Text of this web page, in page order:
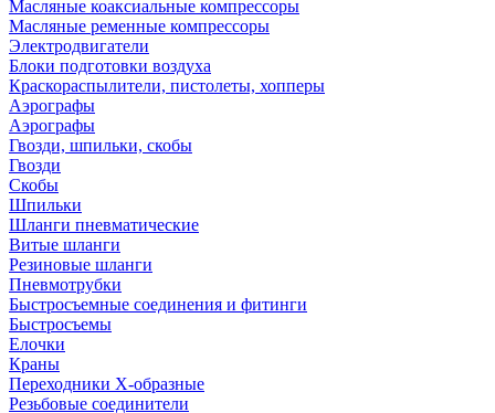
Масляные коаксиальные компрессоры
Масляные ременные компрессоры
Электродвигатели
Блоки подготовки воздуха
Краскораспылители, пистолеты, хопперы
Аэрографы
Аэрографы
Гвозди, шпильки, скобы
Гвозди
Скобы
Шпильки
Шланги пневматические
Витые шланги
Резиновые шланги
Пневмотрубки
Быстросъемные соединения и фитинги
Быстросъемы
Елочки
Краны
Переходники Х-образные
Резьбовые соединители